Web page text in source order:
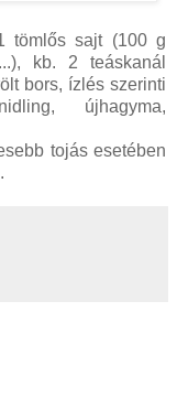
tömlős sajt (100 g
kb. 2 teáskanál
bors, ízlés szerinti
újhagyma,
tojás esetében